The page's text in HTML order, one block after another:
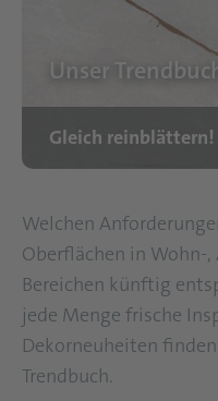
Unser
Gleich reinblättern!
Welchen
Oberflächen in
Bereichen künftig
jede Menge frische
Dekorneuheiten
Trendbuch.